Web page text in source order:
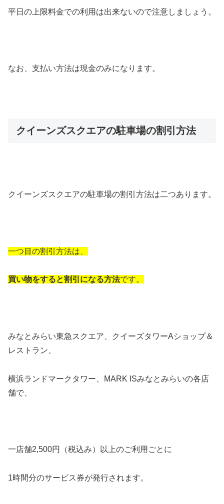
平日の上限料金での利用は出来ないので注意しましょう。
なお、支払い方法は現金のみになります。
クイーンズスクエアの駐車場の割引方法
クイーンズスクエアの駐車場の割引方法は二つあります。
一つ目の割引方法は、
買い物をすると割引になる方法です。
みなとみらい東急スクエア、クイーズタワーAショップ＆
レストラン、
横浜ランドマークタワー、MARK ISみなとみらいの各店
舗で、
一店舗2,500円（税込み）以上のご利用ごとに
1時間分のサービス券が発行されます。